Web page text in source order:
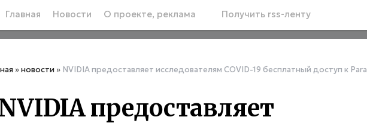
Главная Новости О проекте, реклама Получить rss-ленту
»новости » NVIDIA предоставляет исследователям COVID-19 бесплатный доступ к
предоставляет